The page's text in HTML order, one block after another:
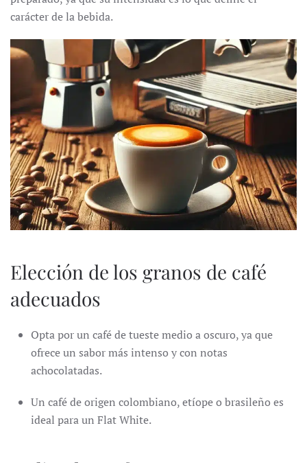
carácter de la bebida.
Elección de los granos de café
adecuados
Opta por un café de tueste medio a oscuro, ya que
ofrece un sabor más intenso y con notas
achocolatadas.
Un café de origen colombiano, etíope o brasileño es
ideal para un Flat White.